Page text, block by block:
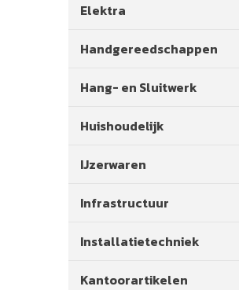
Elektra
Handgereedschappen
Hang- en Sluitwerk
Huishoudelijk
IJzerwaren
Infrastructuur
Installatietechniek
Kantoorartikelen